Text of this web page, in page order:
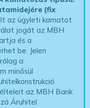
(fix
az ügyleti kamatot
jogát az MBH
és a
be. Jelen
a
minősül
az MBH Bank
Áruhitel